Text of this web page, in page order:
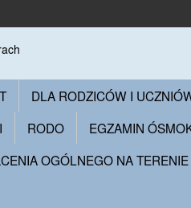
DLA RODZICÓW I
RODO EGZAMIN
OGÓLNEGO NA TERENIE